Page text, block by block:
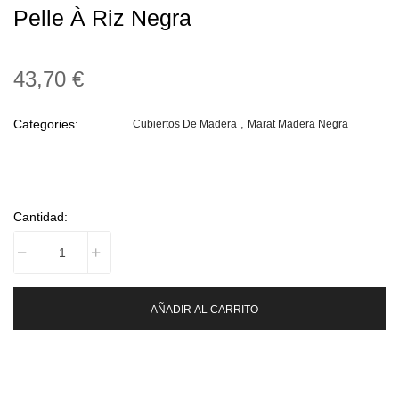
Pelle À Riz Negra
43,70 €
Categories: Cubiertos De Madera Marat Madera Negra
Cantidad:
AÑADIR AL CARRITO